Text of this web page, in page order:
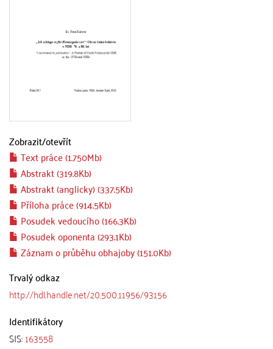
Zobrazit/otevřít
Text práce (1.750Mb)
Abstrakt (319.8Kb)
Abstrakt (anglicky) (337.5Kb)
Příloha práce (914.5Kb)
Posudek vedoucího (166.3Kb)
Posudek oponenta (293.1Kb)
Záznam o průběhu obhajoby (151.0Kb)
Trvalý odkaz
http://hdl.handle.net/20.500.11956/93156
Identifikátory
SIS:163558